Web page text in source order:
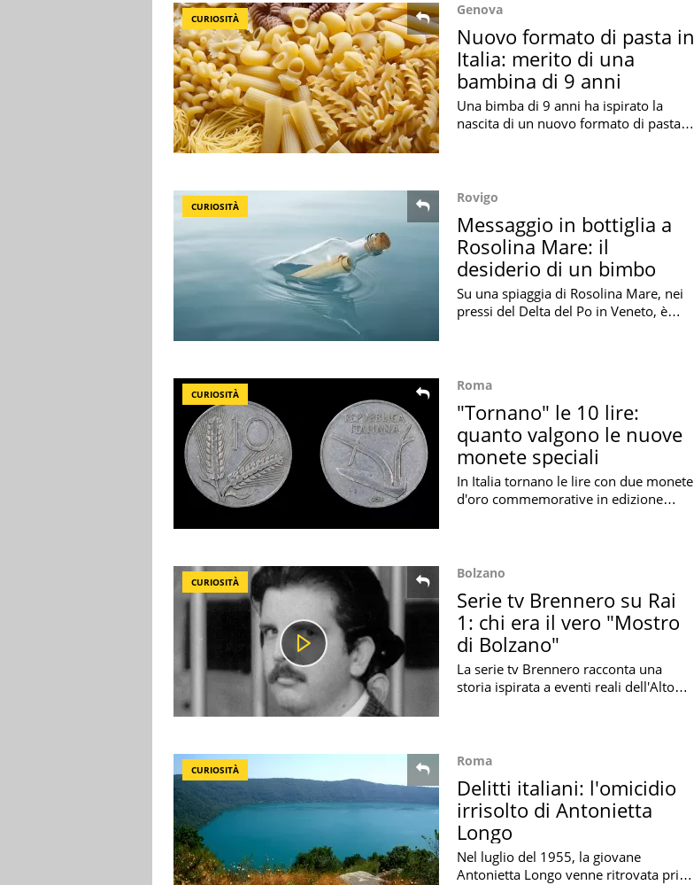
CURIOSITÀ
Genova
Nuovo formato di pasta in
Italia: merito di una
bambina di 9 anni
Una bimba di 9 anni ha ispirato la
nascita di un nuovo formato di pasta in
CURIOSITÀ
Rovigo
Messaggio in bottiglia a
Rosolina Mare: il
desiderio di un bimbo
Su una spiaggia di Rosolina Mare, nei
pressi del Delta del Po in Veneto, è
CURIOSITÀ
Roma
"Tornano" le 10 lire:
quanto valgono le nuove
monete speciali
In Italia tornano le lire con due monete
d'oro commemorative in edizione
CURIOSITÀ
Bolzano
Serie tv Brennero su Rai
1: chi era il vero "Mostro
di Bolzano"
La serie tv Brennero racconta una
storia ispirata a eventi reali dell'Alto
CURIOSITÀ
Roma
Delitti italiani: l'omicidio
irrisolto di Antonietta
Longo
Nel luglio del 1955, la giovane
Antonietta Longo venne ritrovata priva